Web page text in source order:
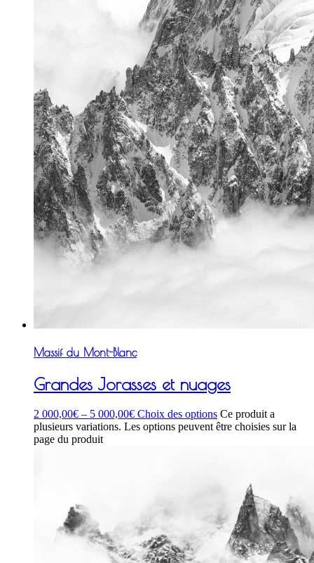
Massif du Mont-Blanc
Grandes Jorasses et nuages
2 000,00€ – 5 000,00€ Choix des options Ce produit a
plusieurs variations. Les options peuvent être choisies sur la
page du produit